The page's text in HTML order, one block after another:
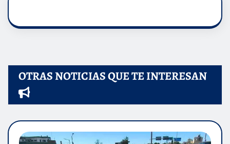
OTRAS NOTICIAS QUE TE INTERESAN